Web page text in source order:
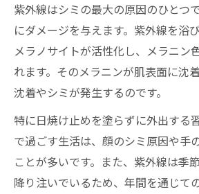
自律神経の乱れとシミ発
ストレス解消でシミリス
美容皮膚科視点のストレ
日常に潜むシミ原因ストレ
紫外線はシミの最大の原因のひとつ
にダメージを与えます。紫外線を浴
メラノサイトが活性化し、メラニン
れます。そのメラニンが肌表面に沈
沈着やシミが発生するのです。
特に日焼け止めを塗らずに外出する
で過ごす生活は、顔のシミ原因や手
ことが多いです。また、紫外線は季
降り注いでいるため、年間を通じて